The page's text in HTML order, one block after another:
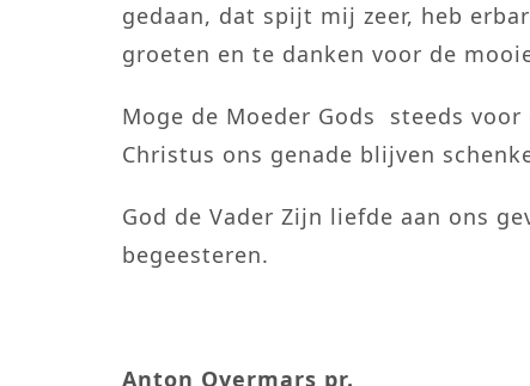
gedaan, dat spijt mij zeer, heb
groeten en te danken voor de
Moge de Moeder Gods steeds
Christus ons genade blijven
God de Vader Zijn liefde aan ons
begeesteren.
Anton Overmars pr.